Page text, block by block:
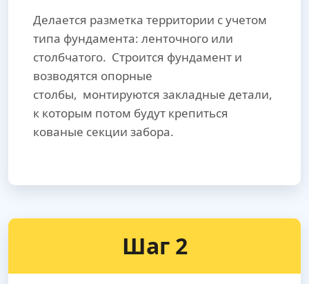
Делается разметка территории с учетом
типа фундамента: ленточного или
столбчатого. Строится фундамент и
возводятся опорные
столбы, монтируются закладные детали,
к которым потом будут крепиться
кованые секции забора.
Шаг 2